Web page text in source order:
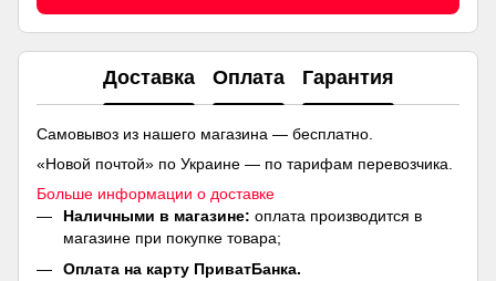
Доставка Оплата Гарантия
Самовывоз из нашего магазина — бесплатно.
«Новой почтой» по Украине — по тарифам перевозчика.
Больше информации о доставке
Наличными в магазине: оплата производится в
магазине при покупке товара;
Оплата на карту ПриватБанка.